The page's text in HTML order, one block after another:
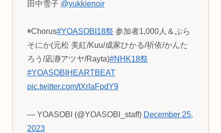
田中雪子 @yukkienoir
◉Chorus#YOASOBI18祭 参加者1,000人＆ぷら
そにか(元松 美紅/Kuu/成家ひかる/祈依/かんた
ろう/凪瀞アツヤ/Rayta)#NHK18祭
#YOASOBIHEARTBEAT
pic.twitter.com/tXrIaFpdY9
— YOASOBI (@YOASOBI_staff) December 25,
2023